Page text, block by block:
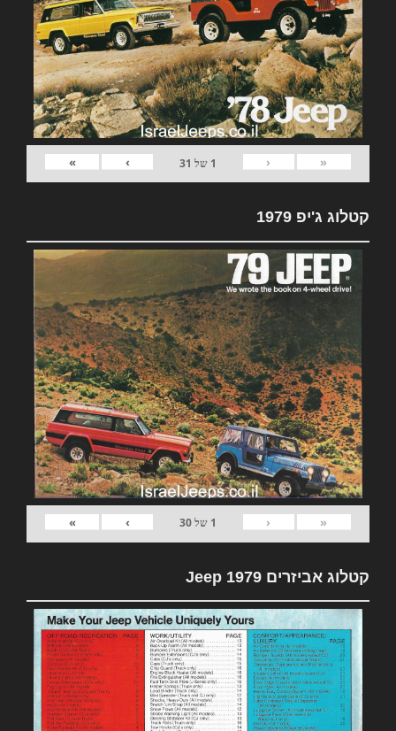
«
‹
1 של 31
›
»
קטלוג ג'יפ 1979
«
‹
1 של30
›
»
קטלוג אביזרים 1979 Jeep